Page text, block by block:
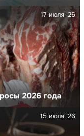
2026 года
17 июля '26
15 июля '26